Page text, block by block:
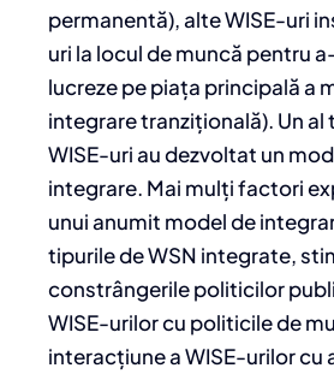
permanentă), alte WISE-uri
uri la locul de muncă pentru
lucreze pe piața principală a
integrare tranzițională). Un al
WISE-uri au dezvoltat un
integrare. Mai mulți factori
unui anumit model de
tipurile de WSN integrate,
constrângerile politicilor
WISE-urilor cu politicile de
interacțiune a WISE-urilor cu